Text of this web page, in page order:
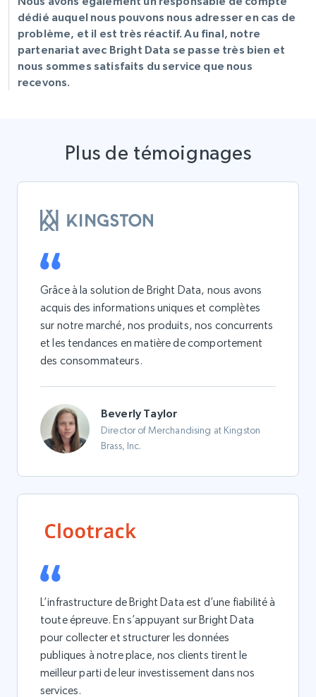
dédié auquel nous pouvons nous adresser en cas de
problème, et il est très réactif. Au final, notre
partenariat avec Bright Data se passe très bien et
nous sommes satisfaits du service que nous
recevons.
Plus de témoignages
Grâce à la solution de Bright Data, nous avons
acquis des informations uniques et complètes
sur notre marché, nos produits, nos concurrents
et les tendances en matière de comportement
des consommateurs.
Beverly Taylor
Director of Merchandising at Kingston
Brass, Inc.
L’infrastructure de Bright Data est d’une fiabilité à
toute épreuve. En s’appuyant sur Bright Data
pour collecter et structurer les données
publiques à notre place, nos clients tirent le
meilleur parti de leur investissement dans nos
services.